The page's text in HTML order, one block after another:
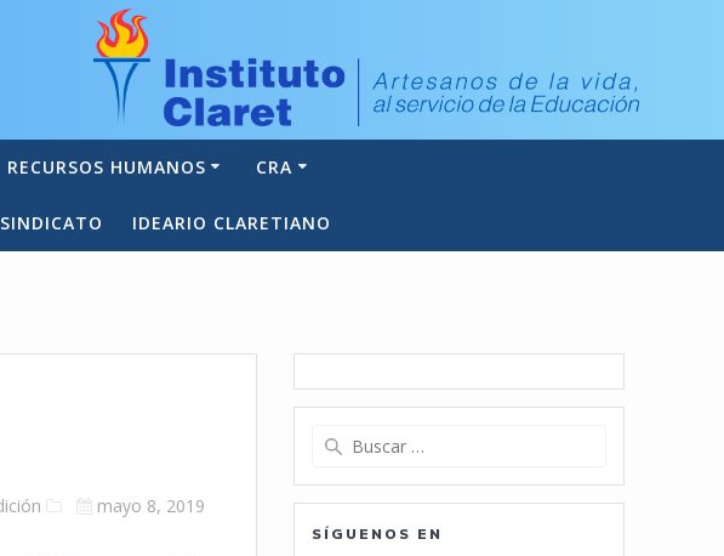
RECURSOS HUMANOS CRA
SINDICATO IDEARIO CLARETIANO
mayo 8, 2019
Buscar:
SÍGUENOS EN